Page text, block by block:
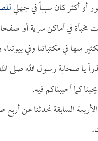
أو أكثر كان سبباً في جهلي
مخبأة في أماكن سرية أو
منها في مكتباتنا وفي
يا صحابة رسول الله صلى
كما أحببناكم فيه.
السابقة تحدثنا عن